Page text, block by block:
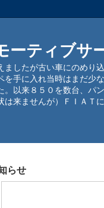
ーティブサ
ましたが古い車にのめり
を手に入れ当時はまだ少
。以来８５０を数台、パ
は来ませんが）ＦＩＡＴ
らせ